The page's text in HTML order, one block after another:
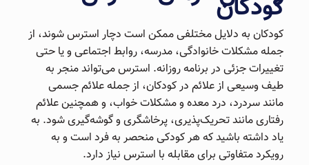
کودکان
کودکان به دلایل مختلفی ممکن است دچار استرس شوند، از
جمله مشکلات خانوادگی، مدرسه، روابط اجتماعی و یا حتی
تغییرات جزئی در برنامه روزانه. استرس می‌تواند منجر به
طیف وسیعی از علائم در کودکان، از جمله علائم جسمی
مانند سردرد، درد معده و مشکلات خواب، و همچنین علائم
رفتاری مانند تحریک‌پذیری، پرخاشگری و گوشه‌گیری شود. به
یاد داشته باشید که هر کودکی منحصر به فرد است و به
رویکرد متفاوتی برای مقابله با استرس نیاز دارد.